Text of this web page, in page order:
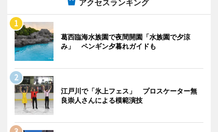
アクセスランキング
葛西臨海水族園で夜間開園「水族園で夕涼
み」 ペンギン夕暮れガイドも
江戸川で「氷上フェス」 プロスケーター無
良崇人さんによる模範演技